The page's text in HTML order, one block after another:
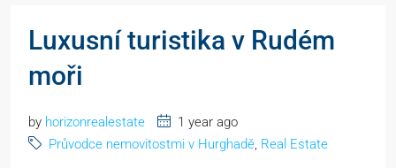
Luxusní turistika v Rudém
moři
by horizonrealestate
1 year ago
Průvodce nemovitostmi v Hurghadě, Real Estate